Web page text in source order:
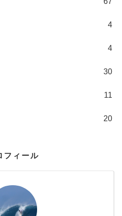
4
4
30
11
20
フィール